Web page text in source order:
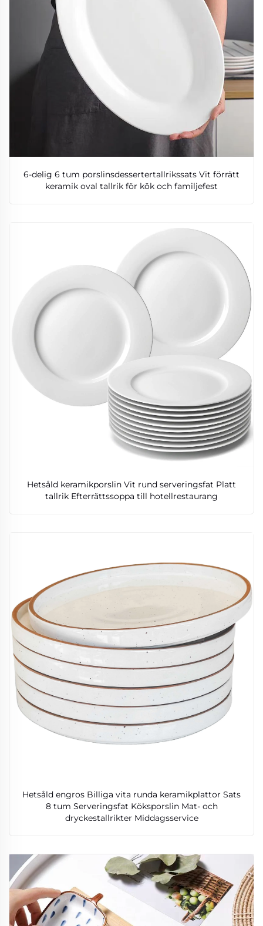
6-delig 6 tum porslinsdessertertallrikssats Vit förrätt
keramik oval tallrik för kök och familjefest
Hetsåld keramikporslin Vit rund serveringsfat Platt
tallrik Efterrättssoppa till hotellrestaurang
Hetsåld engros Billiga vita runda keramikplattor Sats
8 tum Serveringsfat Köksporslin Mat- och
dryckestallrikter Middagsservice